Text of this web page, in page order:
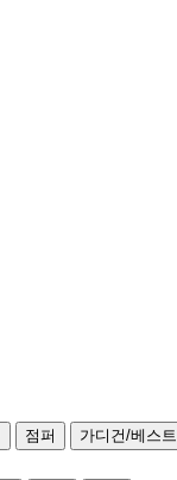
점퍼
가디건/베스트